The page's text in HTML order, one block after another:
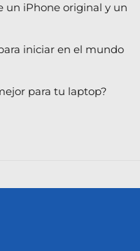
un iPhone original y un
iniciar en el mundo
para tu laptop?